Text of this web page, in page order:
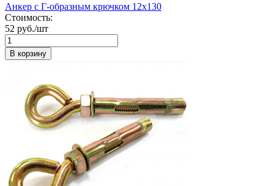
Анкер с Г-образным крючком 12х130
Стоимость:
52 руб./шт
В корзину